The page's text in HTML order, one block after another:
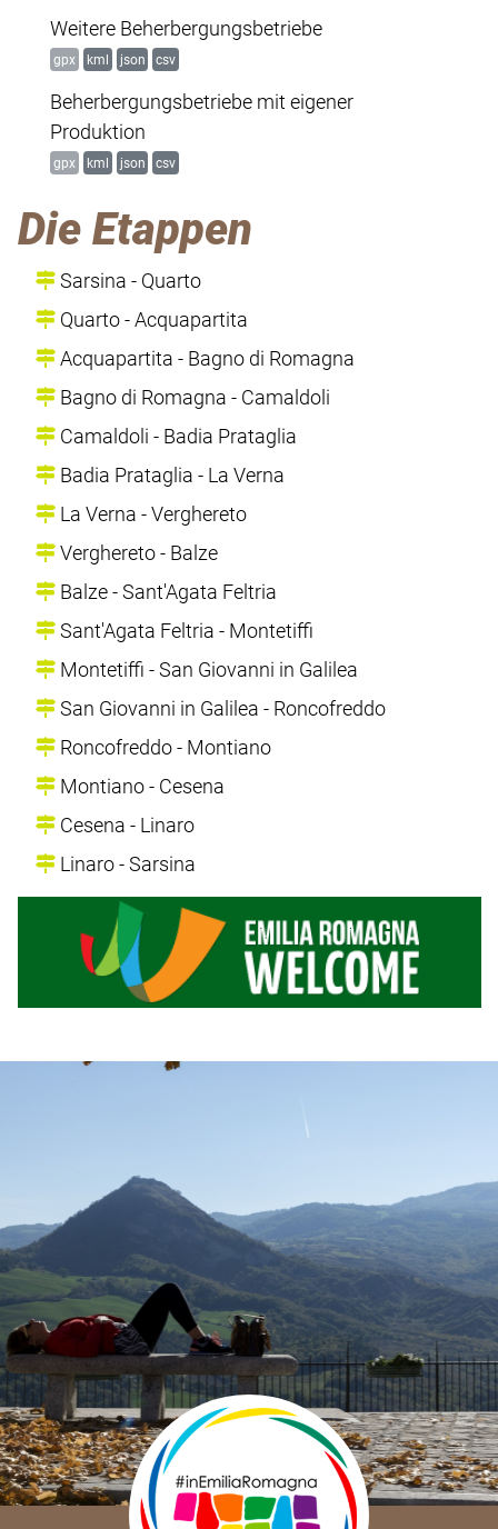
Weitere Beherbergungsbetriebe
gpx kml json csv
Beherbergungsbetriebe mit eigener
Produktion
gpx kml json csv
Die Etappen
Sarsina - Quarto
Quarto - Acquapartita
Acquapartita - Bagno di Romagna
Bagno di Romagna - Camaldoli
Camaldoli - Badia Prataglia
Badia Prataglia - La Verna
La Verna - Verghereto
Verghereto - Balze
Balze - Sant'Agata Feltria
Sant'Agata Feltria - Montetiffi
Montetiffi - San Giovanni in Galilea
San Giovanni in Galilea - Roncofreddo
Roncofreddo - Montiano
Montiano - Cesena
Cesena - Linaro
Linaro - Sarsina